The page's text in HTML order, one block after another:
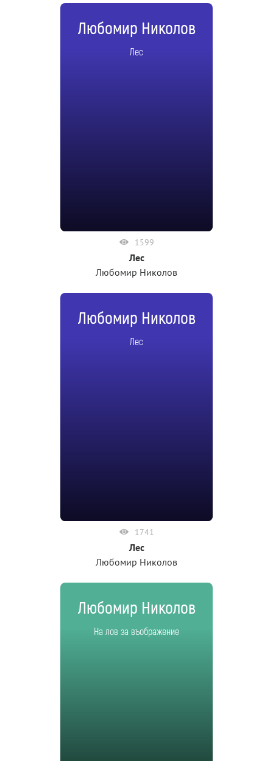
Любомир Николов
Лес
1599
Лес
Любомир Николов
Любомир Николов
Лес
1741
Лес
Любомир Николов
Любомир Николов
На лов за въображение